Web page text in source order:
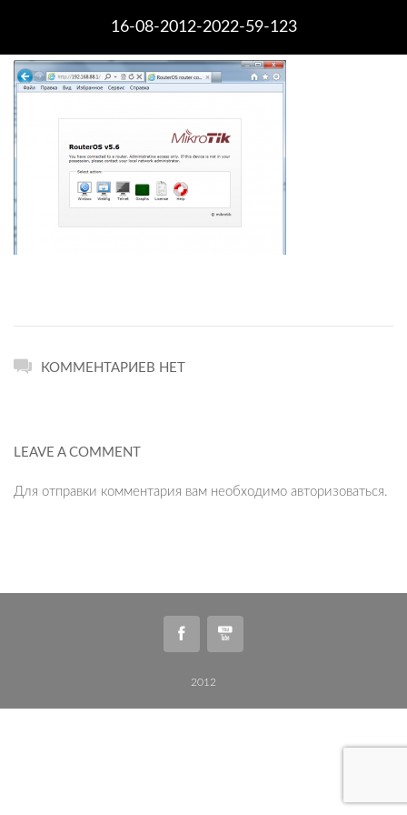
16-08-2012-2022-59-123
КОММЕНТАРИЕВ НЕТ
LEAVE A COMMENT
Для отправки комментария вам необходимо авторизоваться.
2012